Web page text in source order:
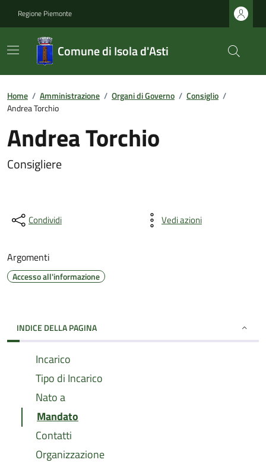
Regione Piemonte
Comune di Isola d'Asti
Home / Amministrazione / Organi di Governo / Consiglio /
Andrea Torchio
Andrea Torchio
Consigliere
Condividi Vedi azioni
Argomenti
Accesso all'informazione
INDICE DELLA PAGINA
Incarico
Tipo di Incarico
Nato a
Mandato
Contatti
Organizzazione